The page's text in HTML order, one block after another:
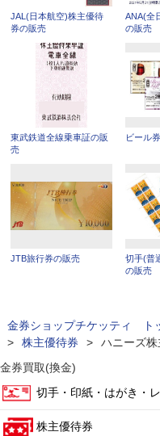
JAL(日本航空)株主優待
券の販売
ANA(全
の販売
東武鉄道全線乗車証の販
売
ビール
JTB旅行券の販売
切手(普
の販売
金券ショップチケッティ ト
>
株主優待券 >
ハニーズ
金券買取(換金)
切手・印紙・はがき・
株主優待券